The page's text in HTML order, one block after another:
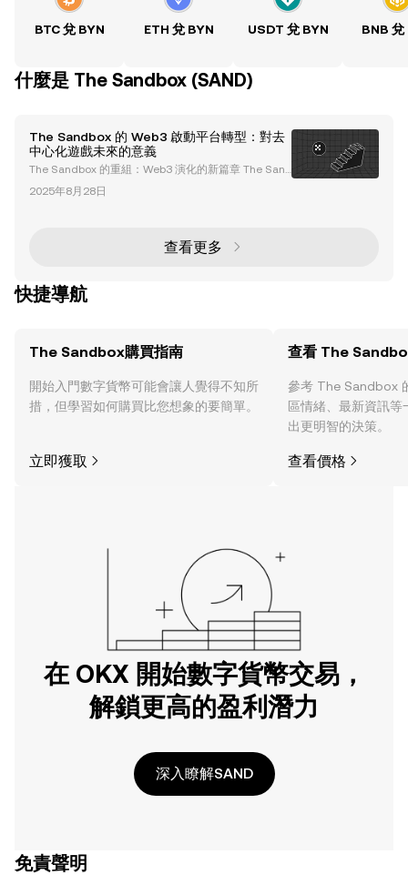
BTC 兌 BYN ETH 兌 BYN USDT 兌 BYN BNB 兌
什麼是 The Sandbox (SAND)
The Sandbox 的 Web3 啟動平台轉型：對去
中心化遊戲未來的意義
The Sandbox 的重組：Web3 演化的新篇章 The San
dbox 作為元宇宙領域的先驅，正在進行一場變革性的
重組。該公司最近宣布了一系列重大改變，包括裁員 5
日常運營相吻合，Animoca Brands 的 CEO Robby Yu
2025年8月28日
查看更多
快捷導航
The Sandbox購買指南
開始入門數字貨幣可能會讓人覺得不知所
措，但學習如何購買比您想象的要簡單。
立即獲取
查看 The
參考 The Sandbox
區情緒、最新資訊
出更明智的決策。
查看價格
在 OKX 開始數字貨幣交易，
解鎖更高的盈利潛力
深入瞭解SAND
免責聲明